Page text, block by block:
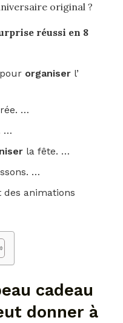
original ?
réussi en 8
organiser l’
…
…
la fête. …
…
des animations
cadeau
donner à